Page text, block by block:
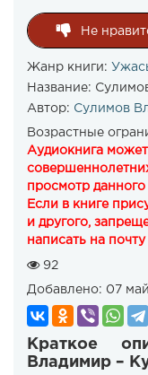
Не
Жанр книги:
Название:
Автор: Сулимов
Возрастные
Аудиокнига
просмотр
Если в книге
и другого,
написать на
92
Добавлено: 07
Краткое
Владимир –